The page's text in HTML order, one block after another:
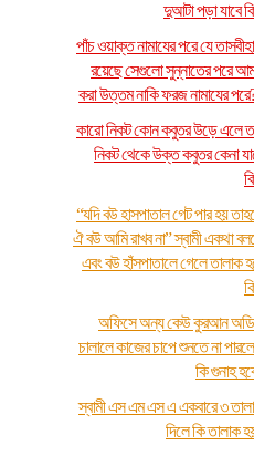
দুআটা পড়া যাবে
পাঁচ ওয়াক্ত নামাযের পরে যে
রয়েছে সেগুলো সুন্নাতের পরে
করা উত্তম নাকি ফরজ নামাযের
কারো নিকট কোন কবুতর উড়ে এলে
নিকট থেকে উক্ত কবুতর কেনা
“যদি বউ হাসপাতাল গেট পার হয়
ঐ বউ আমি রাখব না” স্বামী একথা
এবং বউ হাঁসপাতালে গেলে তালাক
অফিসে অন্য কেউ কুরআন
চালালে কাজের চাপে শুনতে না
কি গুনাহ
স্বামী এস এম এস এ একবারে ৩
দিলে কি তালাক